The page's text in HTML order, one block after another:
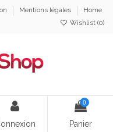
Mentions légales
Home
Wishlist (0)
0
Panier